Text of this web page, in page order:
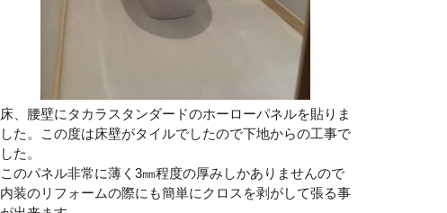
床、腰壁にタカラスタンダードのホーローパネルを貼りま
した。この度は床壁がタイルでしたので下地からの工事で
した。
このパネル非常に薄く3㎜程度の厚みしかありませんので
内装のリフォームの際にも簡単にクロスを剥がして張る事